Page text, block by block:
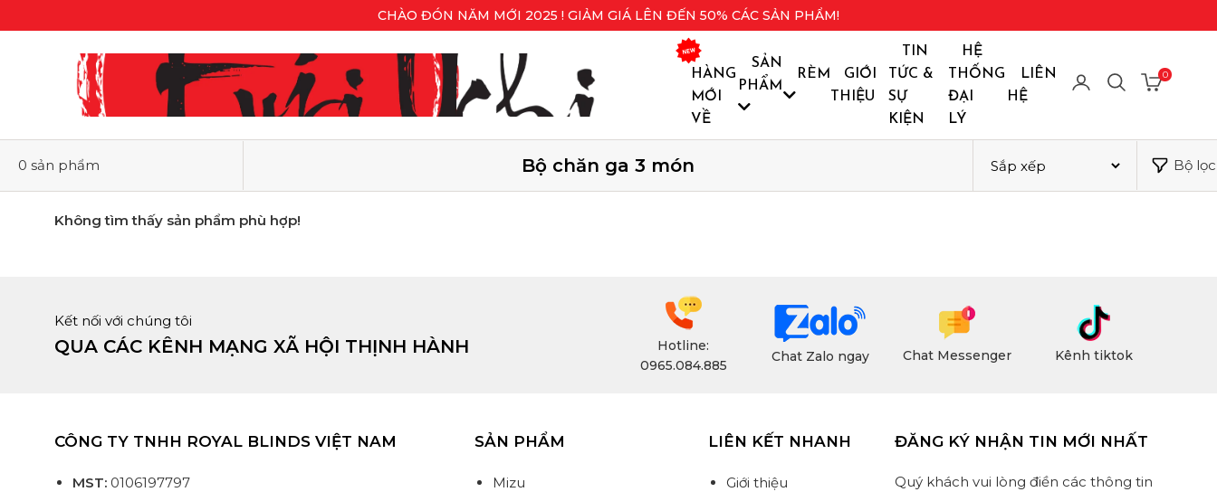
CHÀO ĐÓN NĂM MỚI 2025 ! GIẢM GIÁ LÊN ĐẾN 50% CÁC SẢN PHẨM!
HÀNG
MỚI
VỀ
SẢN
PHẨM
RÈM
GIỚI
THIỆU
TIN
TỨC &
SỰ
KIỆN
HỆ
THỐNG
ĐẠI
LÝ
LIÊN
HỆ
0
0 sản phẩm Bộ chăn ga 3 món Bộ lọc
Không tìm thấy sản phẩm phù hợp!
Kết nối với chúng tôi
QUA CÁC KÊNH MẠNG XÃ HỘI THỊNH HÀNH
Hotline:
0965.084.885
Chat Zalo ngay Chat Messenger Kênh tiktok
CÔNG TY TNHH ROYAL BLINDS VIỆT NAM
MST: 0106197797
SẢN PHẨM
Mizu
LIÊN KẾT NHANH
Giới thiệu
ĐĂNG KÝ NHẬN TIN MỚI NHẤT
Quý khách vui lòng điền các thông tin